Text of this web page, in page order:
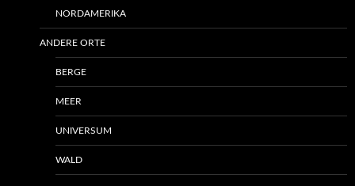
NORDAMERIKA
ANDERE ORTE
BERGE
MEER
UNIVERSUM
WALD